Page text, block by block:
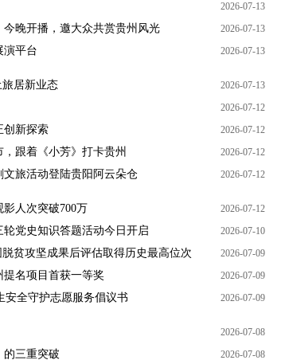
2026-07-13
晚开播，邀大众共赏贵州风光 2026-07-13
演平台 2026-07-13
旅居新业态 2026-07-13
2026-07-12
创新探索 2026-07-12
跟着《小芳》打卡贵州 2026-07-12
旅活动登陆贵阳阿云朵仓 2026-07-12
人次突破700万 2026-07-12
党史知识答题活动今日开启 2026-07-10
贫攻坚成果后评估取得历史最高位次 2026-07-09
提名项目首获一等奖 2026-07-09
安全守护志愿服务倡议书 2026-07-09
2026-07-08
三重突破 2026-07-08